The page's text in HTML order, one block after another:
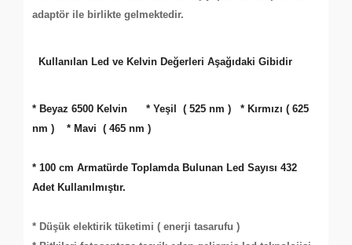
adaptör ile birlikte gelmektedir.
Kullanılan Led ve Kelvin Değerleri Aşağıdaki Gibidir
* Beyaz 6500 Kelvin
* Yeşil ( 525 nm ) * Kırmızı ( 625
nm ) * Mavi ( 465 nm )
* 100 cm Armatürde Toplamda Bulunan Led Sayısı 432
Adet Kullanılmıştır.
* Düşük elektirik tüketimi ( enerji tasarufu )